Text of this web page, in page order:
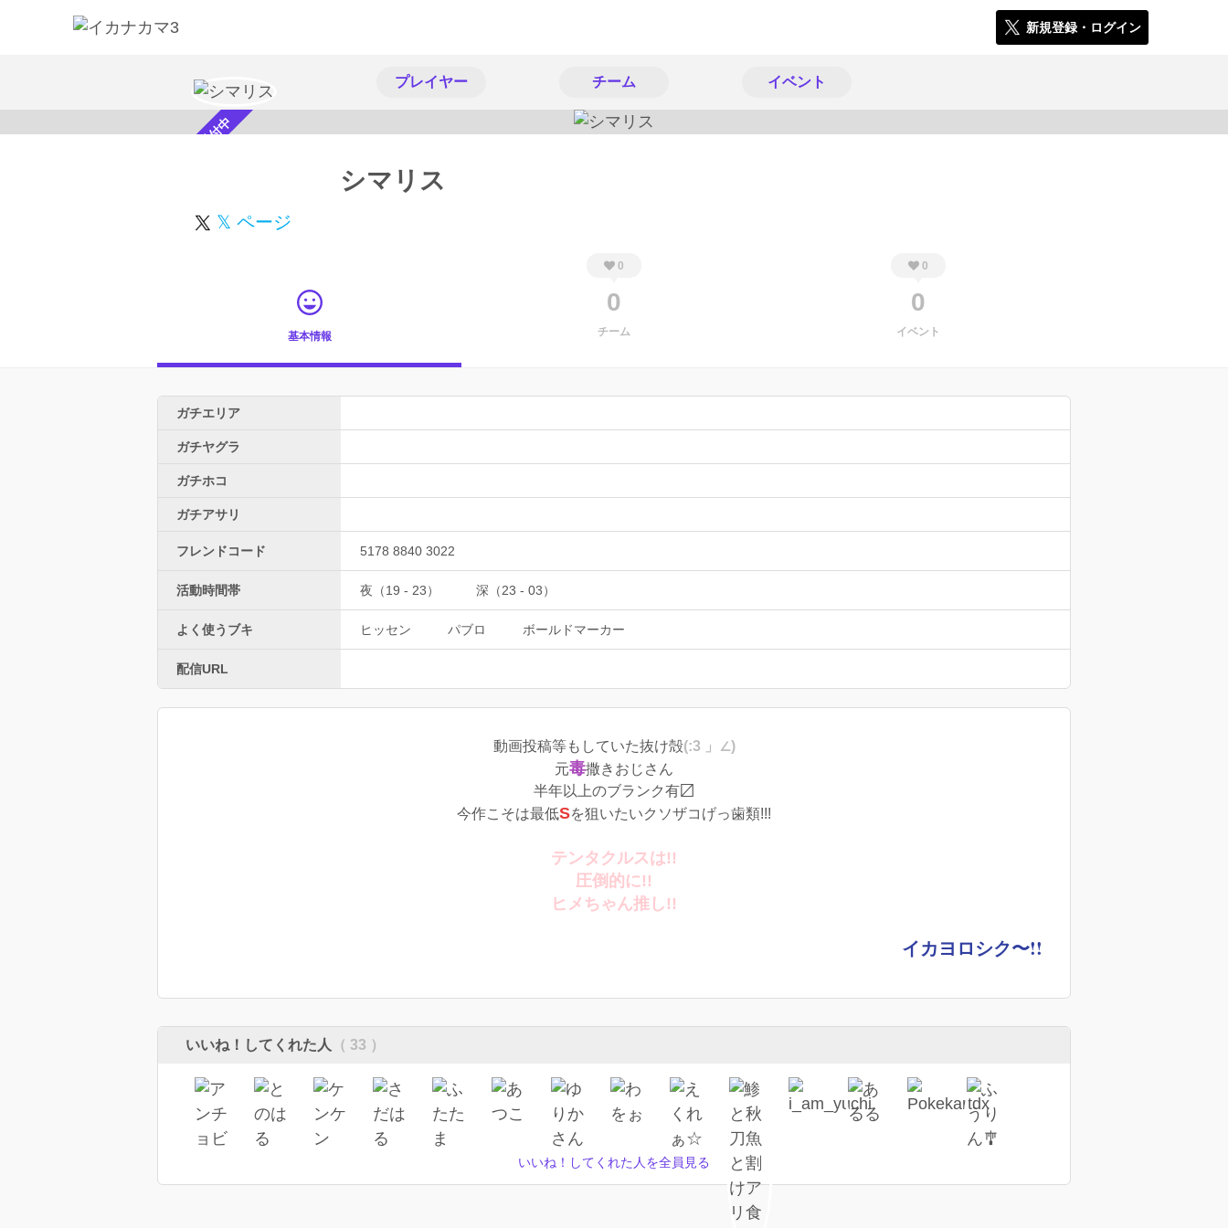
新規登録・ログイン
プレイヤー チーム イベント
スカウト受付中 シマリス
𝕏 ページ
基本情報
0
0
チーム
0
0
イベント
ガチエリア
ガチヤグラ
ガチホコ
ガチアサリ
フレンドコード 5178 8840 3022
活動時間帯 夜（19 - 23） 深（23 - 03）
よく使うブキ ヒッセン パブロ ボールドマーカー
配信URL
動画投稿等もしていた抜け殻(:3 」∠)
元毒撒きおじさん
半年以上のブランク有〼
今作こそは最低Sを狙いたいクソザコげっ歯類!!!
テンタクルスは!!
圧倒的に!!
ヒメちゃん推し!!
イカヨロシク〜!!
いいね！してくれた人 （ 33 ）
いいね！してくれた人を全員見る